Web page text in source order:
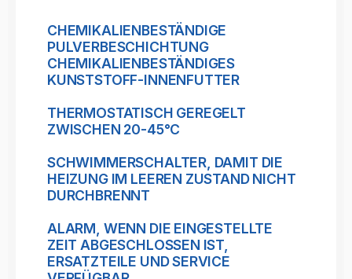
CHEMIKALIENBESTÄNDIGE
PULVERBESCHICHTUNG
CHEMIKALIENBESTÄNDIGES
KUNSTSTOFF-INNENFUTTER
THERMOSTATISCH GEREGELT
ZWISCHEN 20-45°C
SCHWIMMERSCHALTER, DAMIT DIE
HEIZUNG IM LEEREN ZUSTAND NICHT
DURCHBRENNT
ALARM, WENN DIE EINGESTELLTE
ZEIT ABGESCHLOSSEN IST,
ERSATZTEILE UND SERVICE